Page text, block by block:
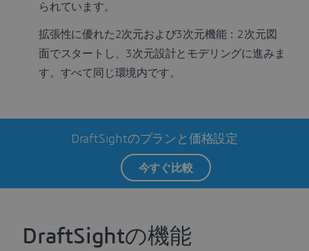
られています。
拡張性に優れた2次元および3次元機能：2次元図
面でスタートし、3次元設計とモデリングに進みま
す。すべて同じ環境内です。
DraftSightのプランと価格設定
今すぐ比較
DraftSightの機能